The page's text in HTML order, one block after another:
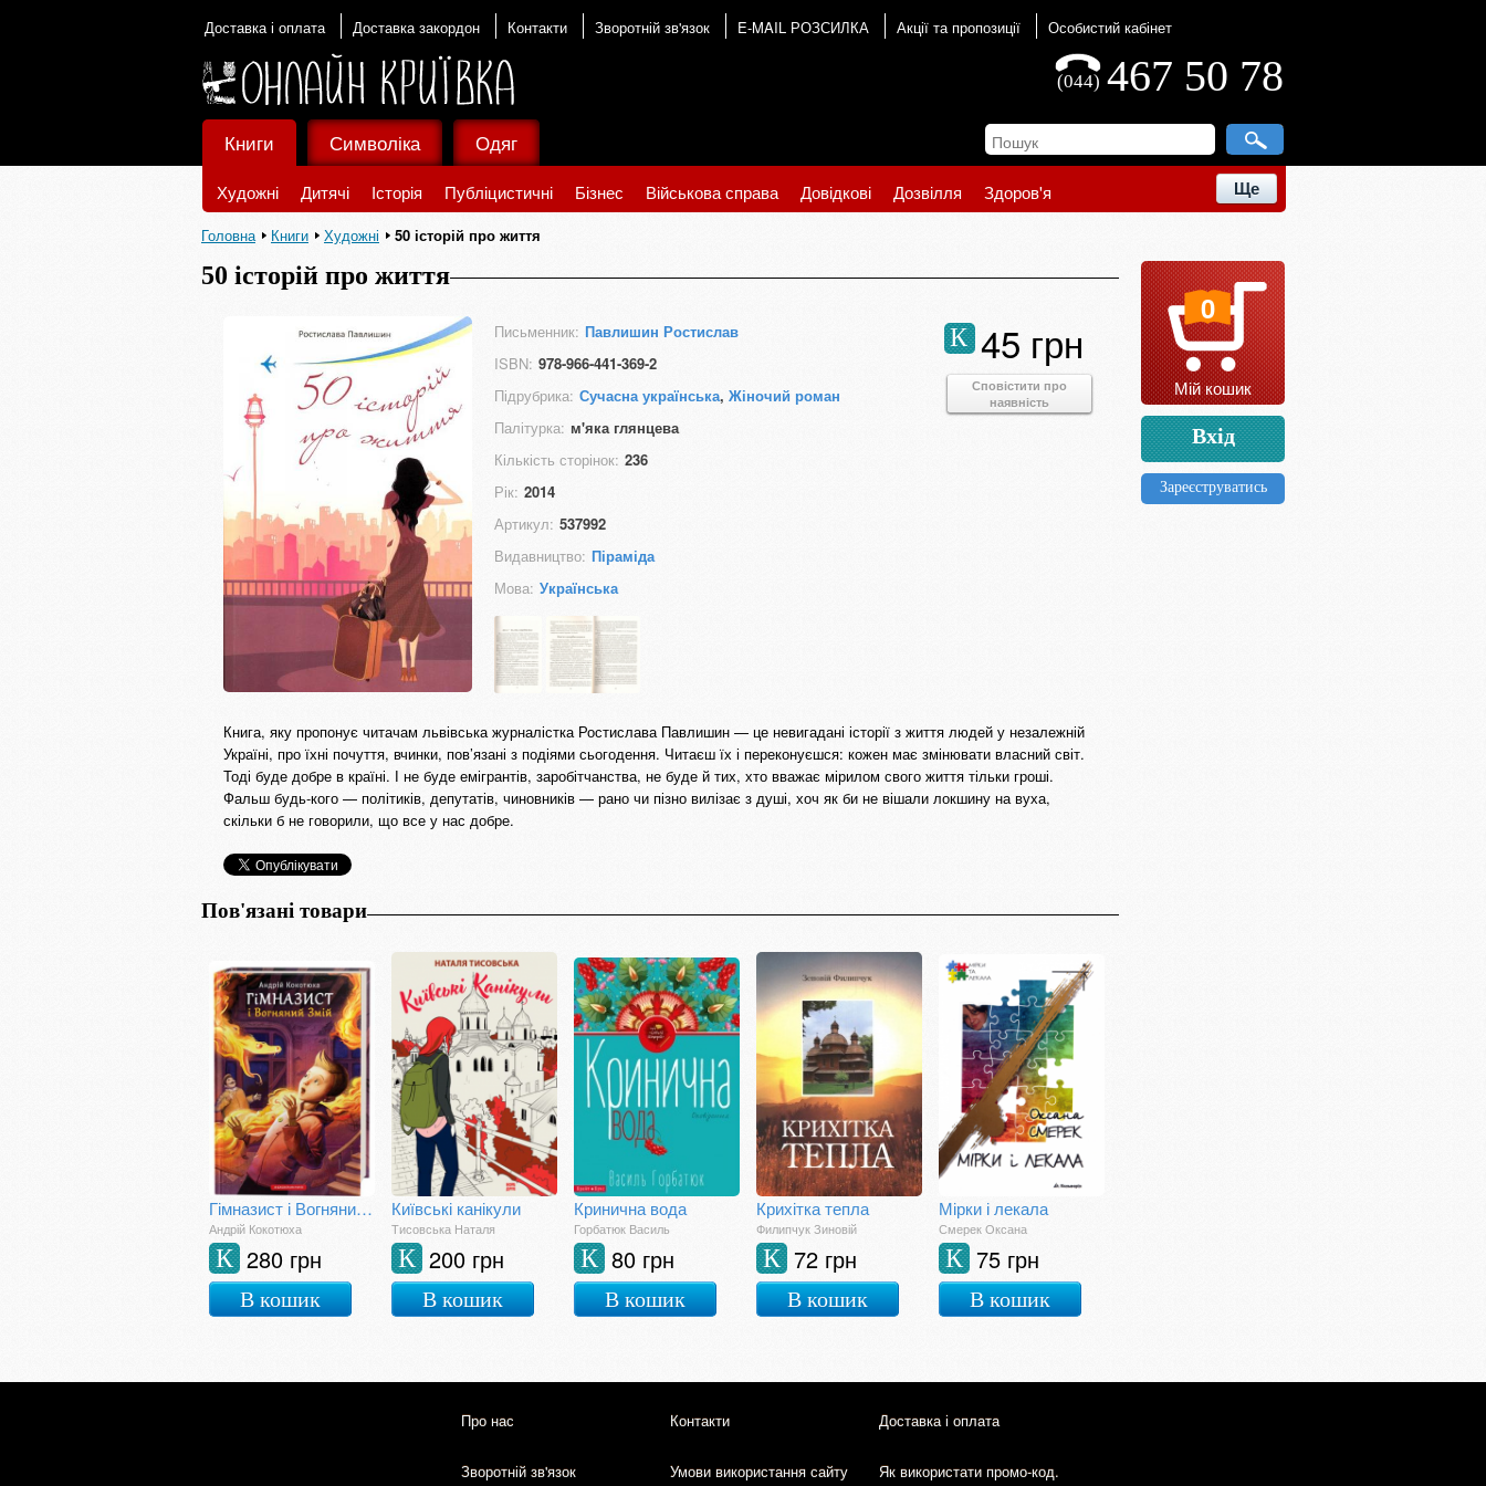
Доставка і оплата Доставка закордон Контакти Зворотній зв'язок E-MAIL РОЗСИЛКА Акції та пропозиції Особистий кабінет
467 50 78
(044)
Книги
Художні Дитячі Історія Публіцистичні Бізнес Військова справа Довідкові Дозвілля Здоров'я Ще
Символіка Одяг
Головна Книги Художні 50 історій про життя
50 історій про життя
Письменник: Павлишин Ростислав
ISBN: 978-966-441-369-2
Підрубрика: Сучасна українська, Жіночий роман
Палітурка: м'яка глянцева
Кількість сторінок: 236
Рік: 2014
Артикул: 537992
Видавництво: Піраміда
Мова: Українська
45 грн
К
Сповістити про
наявність
Книга, яку пропонує читачам львівська журналістка Ростислава Павлишин — це невигадані історії з життя людей у незалежній
Україні, про їхні почуття, вчинки, пов’язані з подіями сьогодення. Читаєш їх і переконуєшся: кожен має змінювати власний світ.
Тоді буде добре в країні. І не буде емігрантів, заробітчанства, не буде й тих, хто вважає мірилом свого життя тільки гроші.
Фальш будь-кого — політиків, депутатів, чиновників — рано чи пізно вилізає з душі, хоч як би не вішали локшину на вуха,
скільки б не говорили, що все у нас добре.
Пов'язані товари
Гімназист і Вогняний Змій
Андрій Кокотюха
280 грн
К
В кошик
Київські канікули
Тисовська Наталя
200 грн
К
В кошик
Кринична вода
Горбатюк Василь
80 грн
К
В кошик
Крихітка тепла
Филипчук Зиновій
72 грн
К
В кошик
Мірки і лекала
Смерек Оксана
75 грн
К
В кошик
0
Мій кошик
Вхід
Зареєструватись
Про нас Контакти Доставка і оплата
Зворотній зв'язок Умови використання сайту Як використати промо-код.